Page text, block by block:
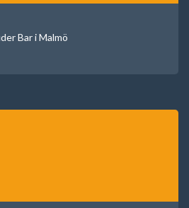
Bar i Malmö